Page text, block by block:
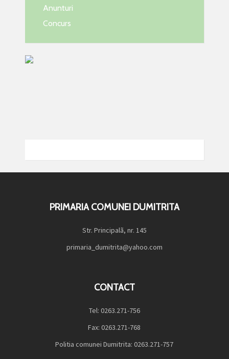
Anunturi
Concurs
PRIMARIA COMUNEI DUMITRITA
Str. Principalã, nr. 145
primaria_dumitrita@yahoo.com
CONTACT
Tel: 0263.271-756
Fax: 0263.271-768
Politia comunei Dumitrita: 0263.271-757